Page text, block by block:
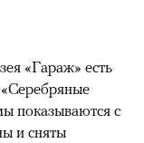
«Гараж» есть
показываются с
и сняты